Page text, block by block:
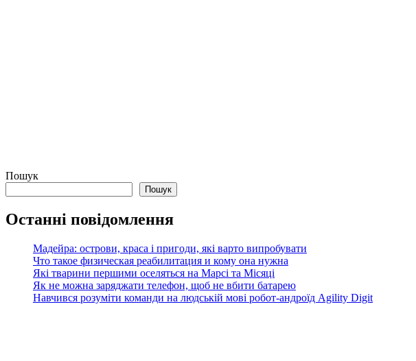
Пошук
Пошук
Останні повідомлення
Мадейра: острови, краса і пригоди, які варто випробувати
Что такое физическая реабилитация и кому она нужна
Які тварини першими оселяться на Марсі та Місяці
Як не можна заряджати телефон, щоб не вбити батарею
Навчився розуміти команди на людській мові робот-андроїд Agility Digit